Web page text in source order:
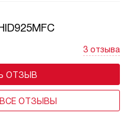
3 отзыва
ОТЗЫВ
ОТЗЫВЫ